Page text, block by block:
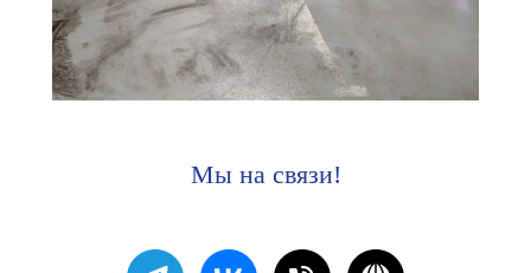
Мы на связи!